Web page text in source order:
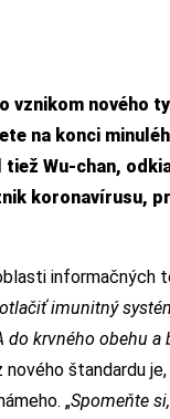
vznikom nového
na konci
Wu-chan,
koronavírusu,
informačných
imunitný
krvného obehu a
štandardu
„Spomeňte